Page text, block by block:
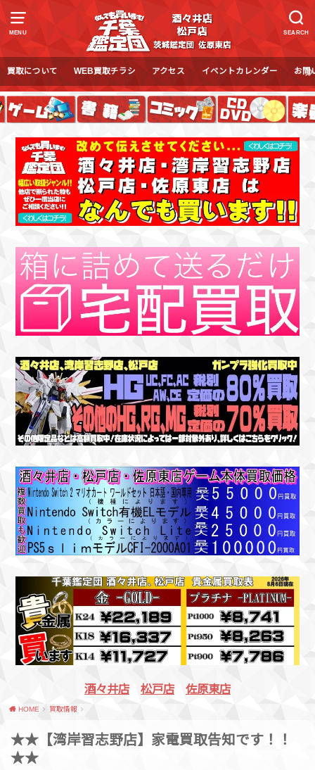
MENU SEARCH
買取について WEB買取チラシ アクセス イベントカレンダー お問
酒々井店 松戸店 佐原東店
HOME 買取情報
★★【湾岸習志野店】家電買取告知です！！
★★